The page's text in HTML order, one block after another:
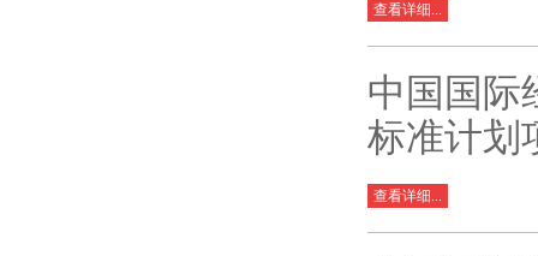
查看详细...
中国国际
标准计划
查看详细...